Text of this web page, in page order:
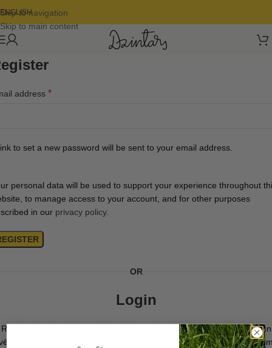
Skip to navigation
Skip to main content
ENGLISH
address *
to set a new password will be sent to your email address.
personal data will be used to support your experience throughout
to manage access to your account, and for other purposes
in our privacy policy.
OR
Login
Reģistrējoties šajā vietnē, varat piekļūt savam pasūtījuma statusam un
Vienkārši aizpildiet tālāk esošos laukus, un mēs ātri